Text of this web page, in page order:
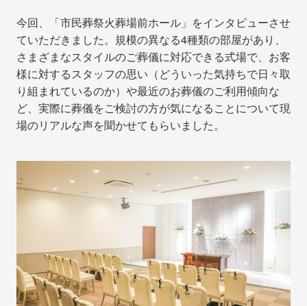
今回、「市民葬祭火葬場前ホール」をインタビューさせ
ていただきました。規模の異なる4種類の部屋があり、
さまざまなスタイルのご葬儀に対応できる式場で、お客
様に対するスタッフの思い（どういった気持ちで日々取
り組まれているのか）や最近のお葬儀のご利用傾向な
ど、実際に葬儀をご検討の方が気になることについて現
場のリアルな声を聞かせてもらいました。